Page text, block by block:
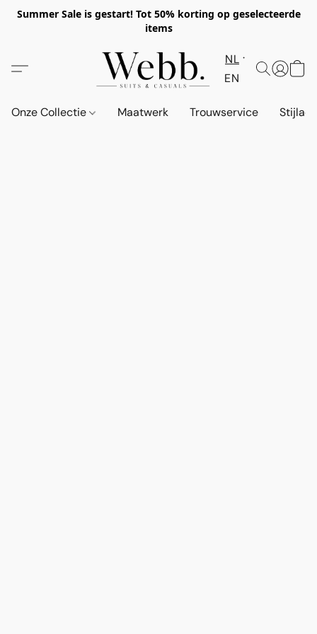
Summer Sale is gestart! Tot 50% korting op geselecteerde
items
NL
EN
Onze Collectie Maatwerk Trouwservice